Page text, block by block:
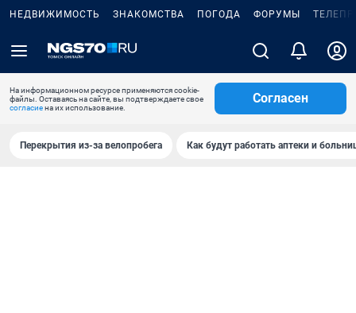
НЕДВИЖИМОСТЬ ЗНАКОМСТВА ПОГОДА ФОРУМЫ
На информационном ресурсе применяются cookie-
файлы. Оставаясь на сайте, вы подтверждаете свое
согласиена их использование.
Согласен
Перекрытия из-за велопробега Как будут работать аптеки и